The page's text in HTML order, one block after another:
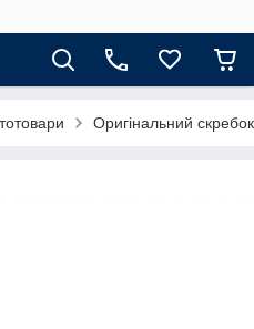
Оригінальний